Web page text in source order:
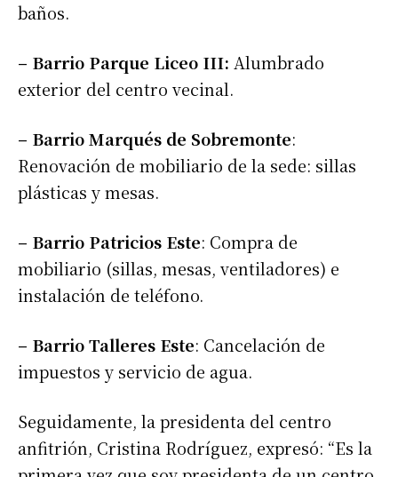
baños.
– Barrio Parque Liceo III: Alumbrado
exterior del centro vecinal.
– Barrio Marqués de Sobremonte:
Renovación de mobiliario de la sede: sillas
plásticas y mesas.
– Barrio Patricios Este: Compra de
mobiliario (sillas, mesas, ventiladores) e
instalación de teléfono.
– Barrio Talleres Este: Cancelación de
impuestos y servicio de agua.
Seguidamente, la presidenta del centro
anfitrión, Cristina Rodríguez, expresó: “Es la